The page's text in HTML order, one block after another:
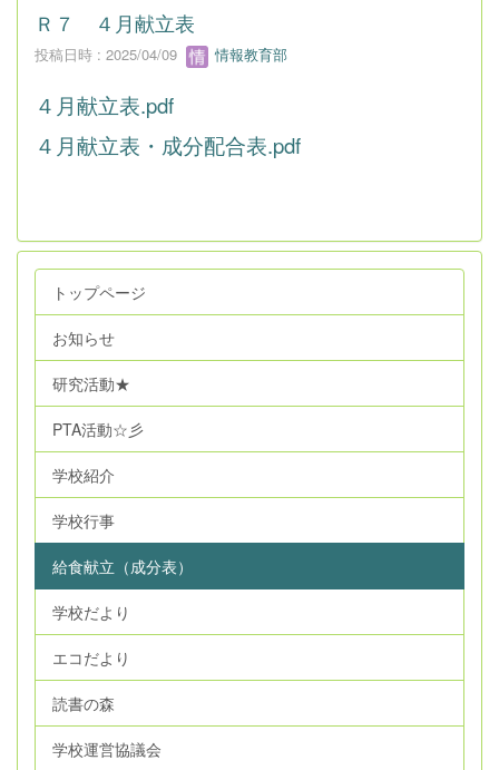
Ｒ７ ４月献立表
投稿日時 : 2025/04/09 情報教育部
４月献立表.pdf
４月献立表・成分配合表.pdf
トップページ
お知らせ
研究活動★
PTA活動☆彡
学校紹介
学校行事
給食献立（成分表）
学校だより
エコだより
読書の森
学校運営協議会